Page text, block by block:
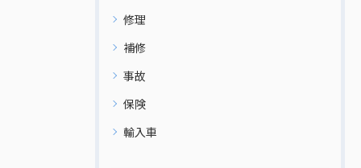
修理
補修
事故
保険
輸入車